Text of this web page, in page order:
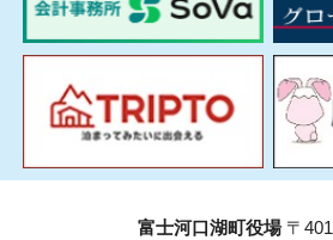
富士河口湖町役場〒